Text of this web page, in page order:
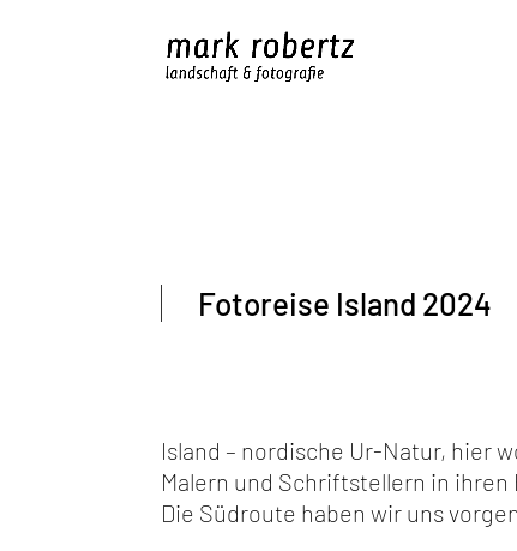
Fotoreise Island 2024
Island – nordische Ur-Natur, hier
Malern und Schriftstellern in
Die Südroute haben wir uns